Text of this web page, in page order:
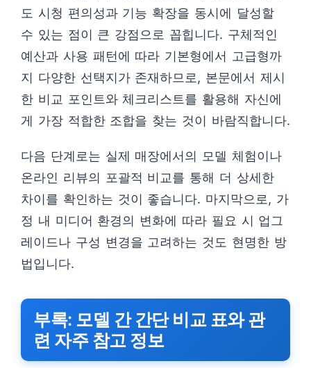
도 시청 편의성과 기능 확장을 동시에 달성할
수 있는 점이 큰 강점으로 꼽힙니다. 구체적인
예산과 사용 패턴에 따라 기본형에서 고급형까
지 다양한 선택지가 존재하므로, 본문에서 제시
한 비교 포인트와 체크리스트를 활용해 자신에
게 가장 적합한 조합을 찾는 것이 바람직합니다.
다음 단계로는 실제 매장에서의 모델 체험이나
온라인 리뷰의 포괄적 비교를 통해 더 상세한
차이를 확인하는 것이 좋습니다. 마지막으로, 가
정 내 미디어 환경의 변화에 따라 필요 시 업그
레이드나 구성 변경을 고려하는 것도 현명한 방
법입니다.
부록: 모델 간 간단 비교 표와 관
련 자주 참고 정보